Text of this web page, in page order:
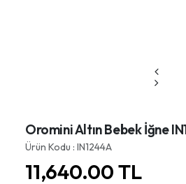
Oromini Altın Bebek İğne
Ürün Kodu : IN1244A
11,640.00TL